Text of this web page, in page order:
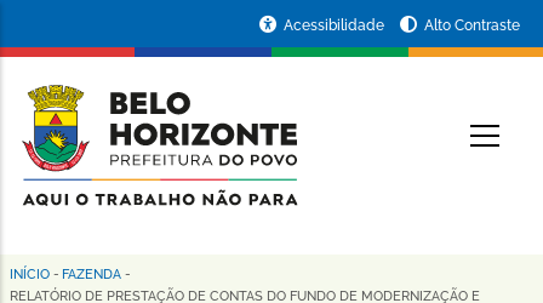
conteúdo
principal
da
Prefeitura
de
Horizonte
Acessibilidade Alto Contraste
Trilha
INÍCIO - FAZENDA -
RELATÓRIO DE PRESTAÇÃO DE CONTAS DO FUNDO DE MODERNIZAÇÃO E